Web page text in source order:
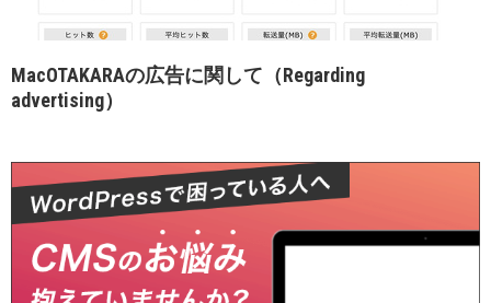
MacOTAKARAの広告に関して（Regarding
advertising）